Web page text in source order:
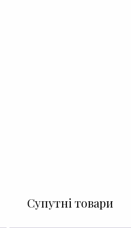
Супутні товари